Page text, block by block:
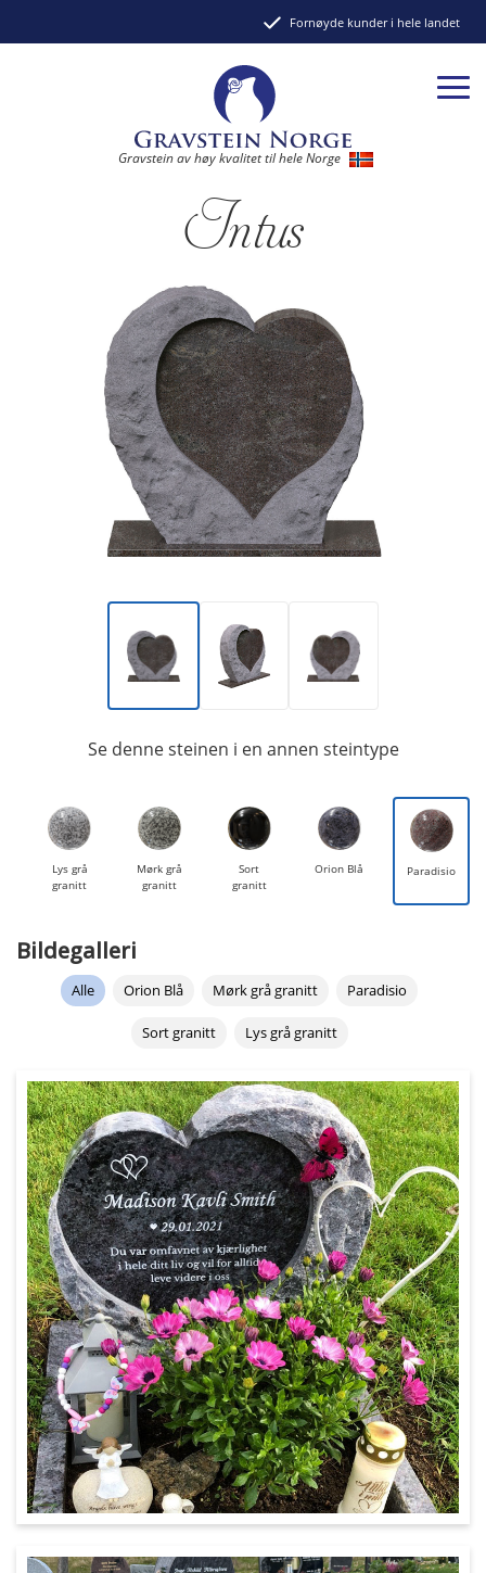
Fornøyde kunder i hele landet
Gravstein av høy kvalitet til hele Norge
Intus
Se denne steinen i en annen steintype
Lys grå
granitt
Mørk grå
granitt
Sort
granitt
Orion Blå Paradisio
Bildegalleri
Alle Orion Blå Mørk grå granitt Paradisio
Sort granitt Lys grå granitt